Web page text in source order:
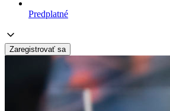
Predplatné
Zaregistrovať sa